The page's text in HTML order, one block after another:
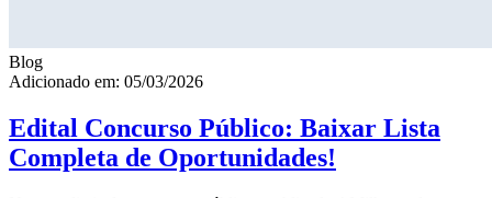
Blog
Adicionado em: 05/03/2026
Edital Concurso Público: Baixar Lista
Completa de Oportunidades!